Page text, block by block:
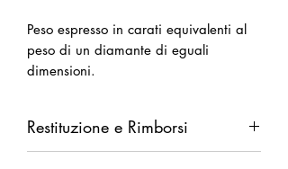
Peso espresso in carati equivalenti al
peso di un diamante di eguali
dimensioni.
Restituzione e Rimborsi